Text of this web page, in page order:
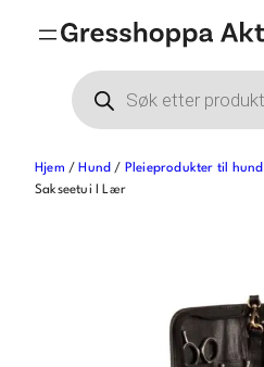
Products
search
Hjem /Hund / Pleieprodukter til hund
Sakseetui I Lær